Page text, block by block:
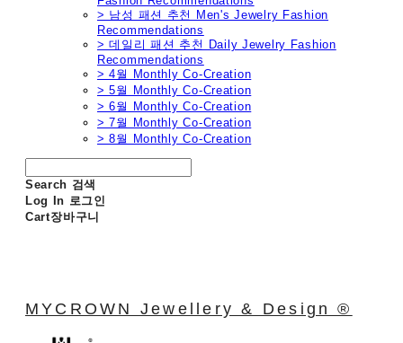
> 남성 패션 추천 Men's Jewelry Fashion
Recommendations
> 데일리 패션 추천 Daily Jewelry Fashion
Recommendations
> 4월 Monthly Co-Creation
> 5월 Monthly Co-Creation
> 6월 Monthly Co-Creation
> 7월 Monthly Co-Creation
> 8월 Monthly Co-Creation
Search 검색
Log In 로그인
Cart장바구니
MYCROWN Jewellery & Design ®